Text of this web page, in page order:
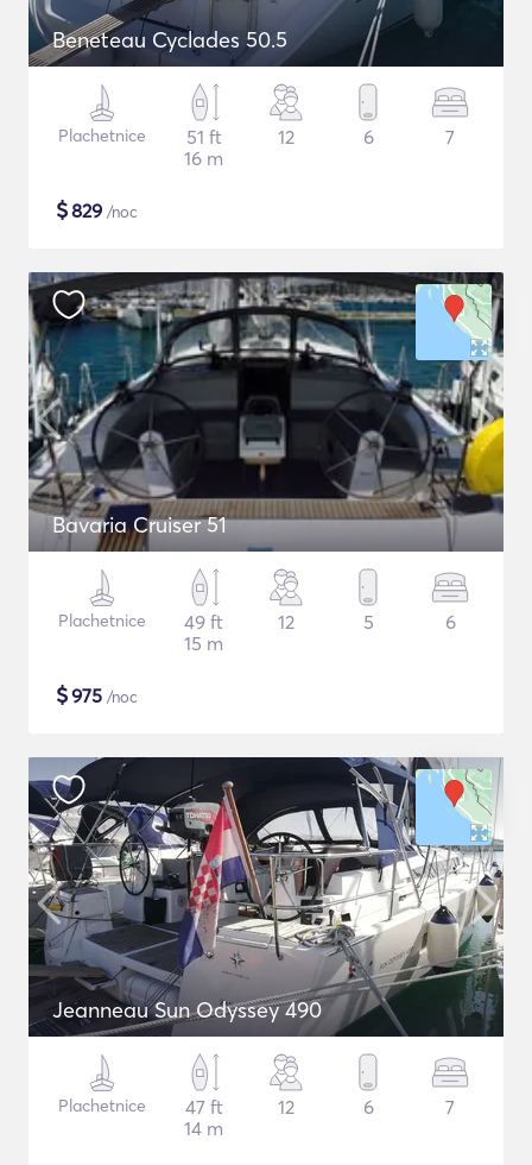
Beneteau Cyclades 50.5
Plachetnice
51 ft
16 m
12 6 7
$829 /noc
Bavaria Cruiser 51
Plachetnice
49 ft
15 m
12 5 6
$975 /noc
Jeanneau Sun Odyssey 490
Plachetnice
47 ft
14 m
12 6 7